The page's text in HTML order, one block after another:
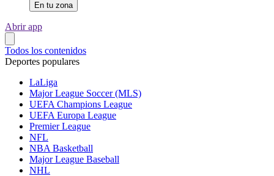
En tu zona
Abrir app
Todos los contenidos
Deportes populares
LaLiga
Major League Soccer (MLS)
UEFA Champions League
UEFA Europa League
Premier League
NFL
NBA Basketball
Major League Baseball
NHL